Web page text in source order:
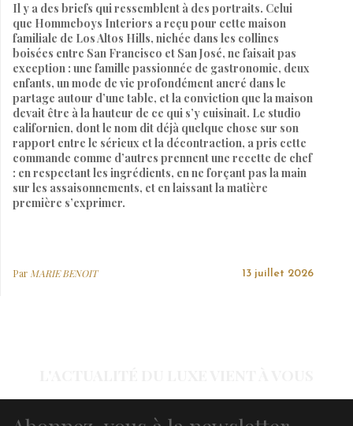
Il y a des briefs qui ressemblent à des portraits. Celui
que Hommeboys Interiors a reçu pour cette maison
familiale de Los Altos Hills, nichée dans les collines
boisées entre San Francisco et San José, ne faisait pas
exception : une famille passionnée de gastronomie, deux
enfants, un mode de vie profondément ancré dans le
partage autour d’une table, et la conviction que la maison
devait être à la hauteur de ce qui s’y cuisinait. Le studio
californien, dont le nom dit déjà quelque chose sur son
rapport entre le sérieux et la décontraction, a pris cette
commande comme d’autres prennent une recette de chef
: en respectant les ingrédients, en ne forçant pas la main
sur les assaisonnements, et en laissant la matière
première s’exprimer.
ParMARIE BENOIT 13 juillet 2026